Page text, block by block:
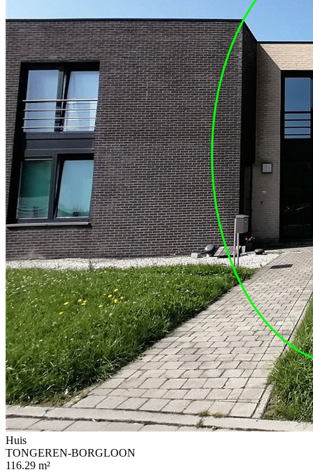
Huis
TONGEREN-BORGLOON
116.29 m²